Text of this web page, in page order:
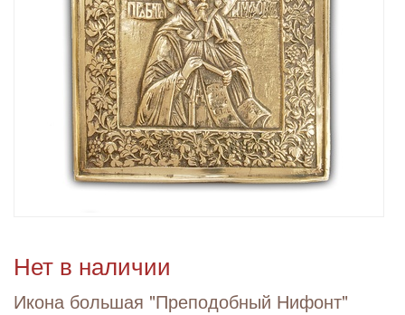
Нет в наличии
Икона большая "Преподобный Нифонт"